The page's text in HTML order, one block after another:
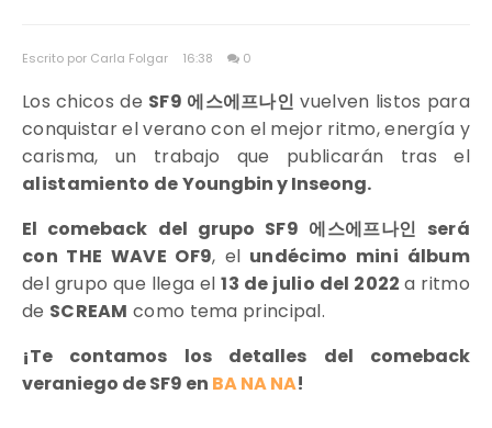
Escrito por Carla Folgar 16:38 0
Los chicos de SF9 에스에프나인 vuelven listos para
conquistar el verano con el mejor ritmo, energía y
carisma, un trabajo que publicarán tras el
alistamiento deYoungbin y Inseong.
El comeback del grupo SF9 에스에프나인 será
con THE WAVE OF9, el undécimo mini álbum
del grupo que llega el13 de julio del 2022a ritmo
de SCREAM como tema principal.
¡Te contamos los detalles del comeback
veraniego de SF9 en BA NA NA!